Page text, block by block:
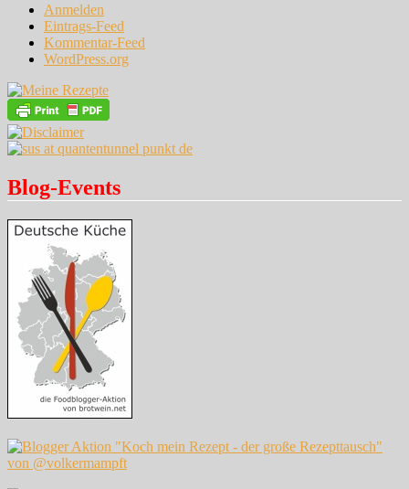
Anmelden
Eintrags-Feed
Kommentar-Feed
WordPress.org
Blog-Events